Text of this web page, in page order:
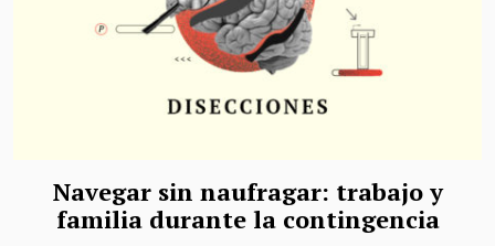
Navegar sin naufragar: trabajo y
familia durante la contingencia